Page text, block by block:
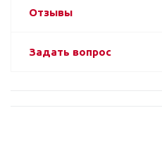
Отзывы
Задать вопрос